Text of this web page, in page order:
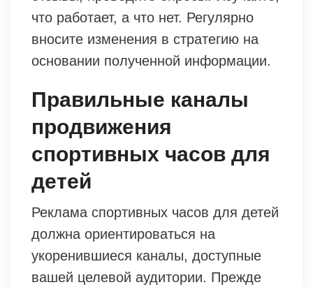
что работает, а что нет. Регулярно
вносите изменения в стратегию на
основании полученной информации.
Правильные каналы
продвижения
спортивных часов для
детей
Реклама спортивных часов для детей
должна ориентироваться на
укоренившиеся каналы, доступные
вашей целевой аудитории. Прежде